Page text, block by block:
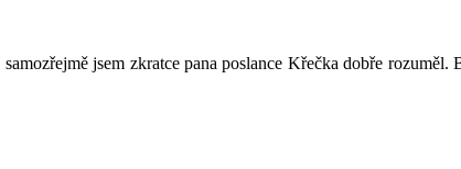
jsem zkratce pana poslance Křečka dobře